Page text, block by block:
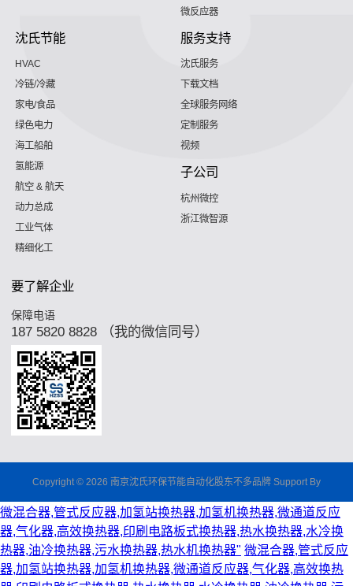
微反应器
沈氏节能
HVAC
冷链/冷藏
家电/食品
绿色电力
海工船舶
氢能源
航空 & 航天
动力总成
工业气体
精细化工
服务支持
沈氏服务
下载文档
全球服务网络
定制服务
视频
子公司
杭州微控
浙江微智源
要了解企业
保障电语
187 5820 8828 （我的微信同号）
Copyright © 2026 南京沈氏环保节能自动化股东不多品牌 Support By
微混合器,管式反应器,加氢站换热器,加氢机换热器,微通道反应
器,气化器,高效换热器,印刷电路板式换热器,热水换热器,水冷换
热器,油冷换热器,污水换热器,热水机换热器" 微混合器,管式反应
器,加氢站换热器,加氢机换热器,微通道反应器,气化器,高效换热